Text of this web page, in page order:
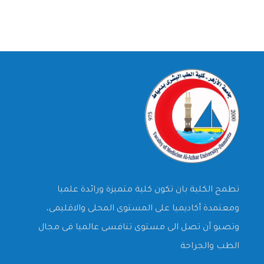
تطمح الكلية بان تكون كلية متميزة ورائدة علميا
ومعتمدة أكاديميا على المستوى المحلى والاقليمى،
وتصبو أن تصل الى مستوى تنافسى عالميا فى مجال
الطب والجراحة